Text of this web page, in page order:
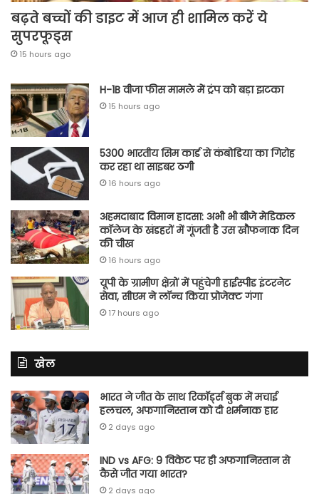
बढ़ते बच्चों की डाइट में आज ही शामिल करें ये
सुपरफूड्स
15 hours ago
H-1B वीजा फीस मामले में ट्रंप को बड़ा झटका
15 hours ago
5300 भारतीय सिम कार्ड से कंबोडिया का गिरोह
कर रहा था साइबर ठगी
16 hours ago
अहमदाबाद विमान हादसा: अभी भी बीजे मेडिकल
कॉलेज के खंडहरों में गूंजती है उस खौफनाक दिन
की चीख
16 hours ago
यूपी के ग्रामीण क्षेत्रों में पहुंचेगी हाईस्पीड इंटरनेट
सेवा, सीएम ने लॉन्च किया प्रोजेक्ट गंगा
17 hours ago
खेल
भारत ने जीत के साथ रिकॉर्ड्स बुक में मचाई
हलचल, अफगानिस्तान को दी शर्मनाक हार
2 days ago
IND vs AFG: 9 विकेट पर ही अफगानिस्तान से
कैसे जीत गया भारत?
2 days ago